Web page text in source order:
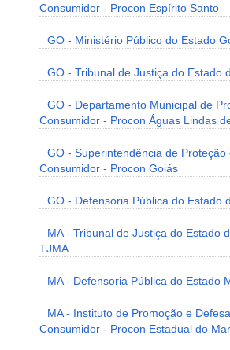
Consumidor - Procon Espírito Santo
GO - Ministério Público do Estado
GO - Tribunal de Justiça do Estado
GO - Departamento Municipal de
Consumidor - Procon Águas Lindas
GO - Superintendência de Proteção
Consumidor - Procon Goiás
GO - Defensoria Pública do Estado
MA - Tribunal de Justiça do Estado
TJMA
MA - Defensoria Pública do Estado
MA - Instituto de Promoção e
Consumidor - Procon Estadual do